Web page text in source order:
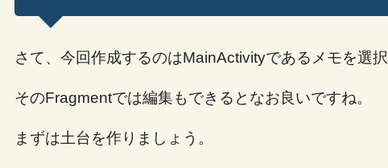
さて、今回作成するのはMainActivityであるメモを選
そのFragmentでは編集もできるとなお良いですね。
まずは土台を作りましょう。